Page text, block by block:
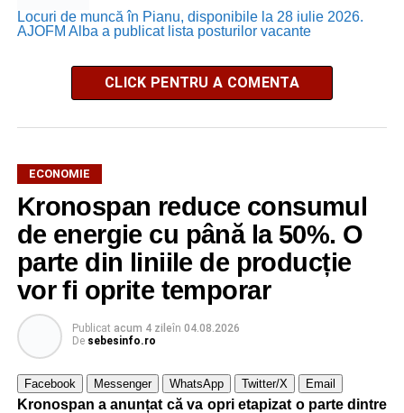
Locuri de muncă în Pianu, disponibile la 28 iulie 2026.
AJOFM Alba a publicat lista posturilor vacante
CLICK PENTRU A COMENTA
ECONOMIE
Kronospan reduce consumul
de energie cu până la 50%. O
parte din liniile de producție
vor fi oprite temporar
Publicat acum 4 zileîn 04.08.2026
De sebesinfo.ro
Facebook Messenger WhatsApp Twitter/X Email
Kronospan a anunțat că va opri etapizat o parte dintre